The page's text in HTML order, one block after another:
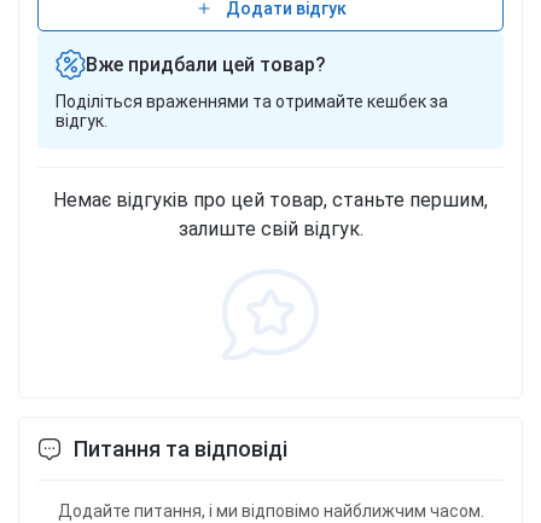
Додати відгук
Вже придбали цей товар?
Поділіться враженнями та отримайте кешбек за
відгук.
Немає відгуків про цей товар, станьте першим,
залиште свій відгук.
Питання та відповіді
Додайте питання, і ми відповімо найближчим часом.